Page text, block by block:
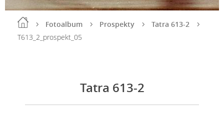
Fotoalbum Prospekty
Tatra 613-2
T613_2_prospekt_05
Tatra 613-2